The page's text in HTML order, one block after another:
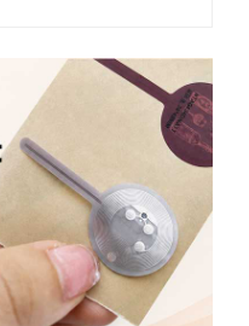
түймөлөр —
аркылуу...